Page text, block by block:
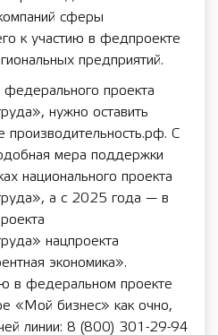
сферы
к участию в федпроекте
предприятий.
федерального проекта
нужно оставить
производительность.рф. С
мера поддержки
национального проекта
а с 2025 года — в
нацпроекта
экономика».
в федеральном проекте
«Мой бизнес» как очно,
линии: 8 (800) 301-29-94